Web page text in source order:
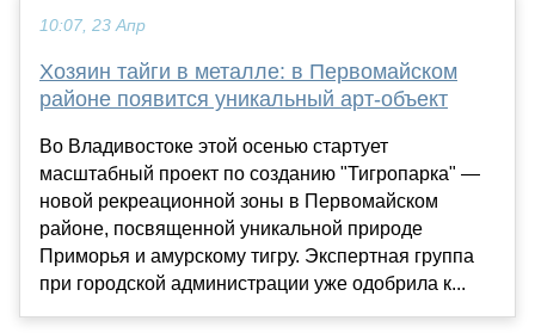
10:07, 23 Апр
Хозяин тайги в металле: в Первомайском
районе появится уникальный арт-объект
Во Владивостоке этой осенью стартует
масштабный проект по созданию "Тигропарка" —
новой рекреационной зоны в Первомайском
районе, посвященной уникальной природе
Приморья и амурскому тигру. Экспертная группа
при городской администрации уже одобрила к...